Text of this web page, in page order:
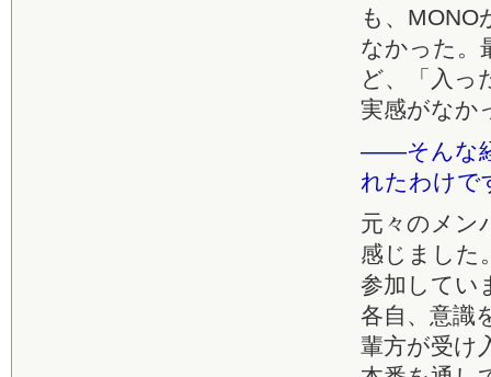
も、
なかった。
ど、「入っ
実感がなか
――そんな
れたわけで
元々のメン
感じました
参加してい
各自、意識
輩方が受け